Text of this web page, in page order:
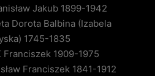
Jakub 1899-1942
Dorota Balbina (Izabela
1745-1835
Franciszek 1909-1975
Franciszek 1841-1912